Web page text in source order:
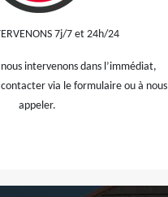
7j/7 et 24h/24
intervenons dans l’immédiat,
contacter via le formulaire ou à nous
appeler.